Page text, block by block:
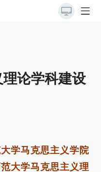
论学科建设
学马克思主义学院
大学马克思主义理